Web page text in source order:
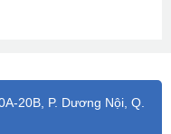
20B, P. Dương Nội, Q.